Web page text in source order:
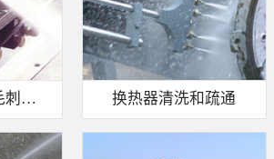
零部件高压去毛刺清洗 换热器清洗和疏通